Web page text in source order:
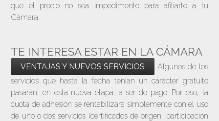
que el precio no sea impedimento para afiliarte a tu
Cámara.
TE INTERESA ESTAR EN LA CÁMARA
VENTAJAS Y NUEVOS SERVICIOS
Algunos de los
servicios que hasta la fecha tenían un carácter gratuito
pasarán, en esta nueva etapa, a ser de pago. Por eso, la
cuota de adhesión se rentabilizará simplemente con el uso
de uno o dos servicios (certificados de origen, participación